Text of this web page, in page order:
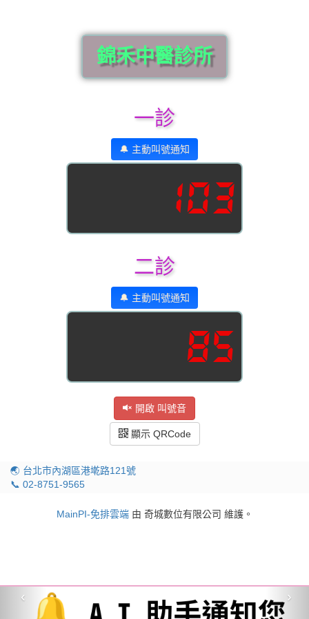
錦禾中醫診所
一診
🔔 主動叫號通知
103
二診
🔔 主動叫號通知
85
開啟 叫號音
顯示 QRCode
🌏 台北市內湖區港墘路121號
📞 02-8751-9565
‹ ›
MainPI-免排雲端由 奇城數位有限公司 維護。